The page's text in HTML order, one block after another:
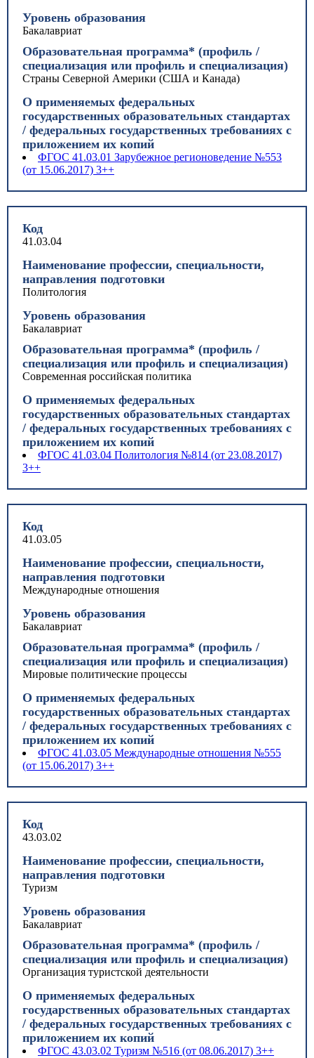
Уровень образования
Бакалавриат
Образовательная программа* (профиль /
специализация или профиль и специализация)
Страны Северной Америки (США и Канада)
О применяемых федеральных
государственных образовательных стандартах
/ федеральных государственных требованиях с
приложением их копий
ФГОС 41.03.01 Зарубежное регионоведение №553
(от 15.06.2017) 3++
Код
41.03.04
Наименование профессии, специальности,
направления подготовки
Политология
Уровень образования
Бакалавриат
Образовательная программа* (профиль /
специализация или профиль и специализация)
Современная российская политика
О применяемых федеральных
государственных образовательных стандартах
/ федеральных государственных требованиях с
приложением их копий
ФГОС 41.03.04 Политология №814 (от 23.08.2017)
3++
Код
41.03.05
Наименование профессии, специальности,
направления подготовки
Международные отношения
Уровень образования
Бакалавриат
Образовательная программа* (профиль /
специализация или профиль и специализация)
Мировые политические процессы
О применяемых федеральных
государственных образовательных стандартах
/ федеральных государственных требованиях с
приложением их копий
ФГОС 41.03.05 Международные отношения №555
(от 15.06.2017) 3++
Код
43.03.02
Наименование профессии, специальности,
направления подготовки
Туризм
Уровень образования
Бакалавриат
Образовательная программа* (профиль /
специализация или профиль и специализация)
Организация туристской деятельности
О применяемых федеральных
государственных образовательных стандартах
/ федеральных государственных требованиях с
приложением их копий
ФГОС 43.03.02 Туризм №516 (от 08.06.2017) 3++